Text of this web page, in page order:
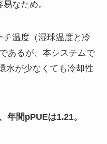
なため。
温度（湿球温度と冷
あるが、本システムで
水が少なくても冷却性
年間pPUEは1.21。